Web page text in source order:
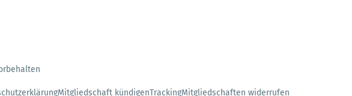
Mitgliedschaft kündigenTrackingMitgliedschaften widerrufen